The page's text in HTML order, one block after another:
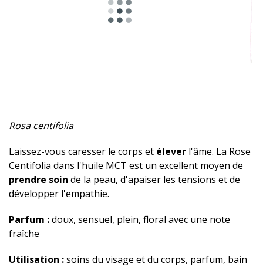
Sucrée
Musqué
Terreux
Aphrodisiaque
De
Rosa centifolia
Laissez-vous caresser le corps et élever l'âme. La Rose
Centifolia dans l'huile MCT est un excellent moyen de
prendre soin de la peau, d'apaiser les tensions et de
développer l'empathie.
Parfum :doux, sensuel, plein, floral avec une note
fraîche
Utilisation :soins du visage et du corps, parfum, bain